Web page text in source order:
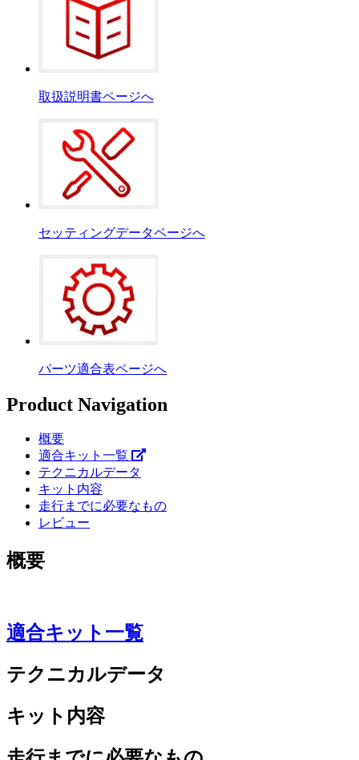
取扱説明書ページへ
セッティングデータページへ
パーツ適合表ページへ
Product Navigation
概要
適合キット一覧
テクニカルデータ
キット内容
走行までに必要なもの
レビュー
概要
適合キット一覧
テクニカルデータ
キット内容